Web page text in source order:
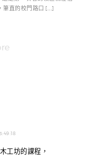
筆直的校門路口 […]
工坊的課程，